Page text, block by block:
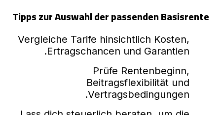
Tipps zur Auswahl der passenden Basisrente
Vergleiche Tarife hinsichtlich Kosten,
Ertragschancen und Garantien.
Prüfe Rentenbeginn,
Beitragsflexibilität und
Vertragsbedingungen.